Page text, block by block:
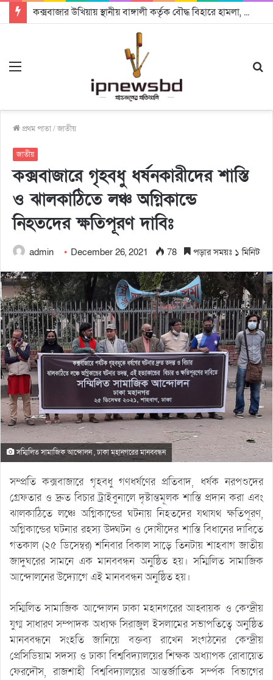
কক্সবাজার উখিয়ায় স্থানীয় বাঙ্গালী কর্তৃক বৌদ্ধ বিহারে হামলা, মূর্তি ও ঘর ভাঙচুর
প্রথম পাতা/জাতীয়
জাতীয়
কক্সবাজারে গৃহবধু ধর্ষনকারীদের শাস্তি
ও ঝালকাঠিতে লঞ্চ অগ্নিকান্ডে
নিহতদের ক্ষতিপূরণ দাবিঃ
admin December 26, 2021 78 পড়ার সময়ঃ ১ মিনিট
সম্মিলিত সামাজিক আন্দোলন , ঢাকা মহানগরের মানববন্ধন
সম্প্রতি কক্সবাজারে গৃহবধু গণধর্ষণের প্রতিবাদ, ধর্ষক নরপশুদের
গ্রেফতার ও দ্রুত বিচার ট্রাইবুনালে দৃষ্টান্তমূলক শাস্তি প্রদান করা এবং
ঝালকাঠিতে লঞ্চে অগ্নিকান্ডের ঘটনায় নিহতদের যথাযথ ক্ষতিপূরণ,
অগ্নিকান্ডের ঘটনার রহস্য উদ্ঘটন ও দোষীদের শাস্তি বিধানের দাবিতে
গতকাল (২৫ ডিসেম্বর) শনিবার বিকাল সাড়ে তিনটায় শাহবাগ জাতীয়
জাদুঘরের সামনে এক মানববন্ধন অনুষ্ঠিত হয়। সম্মিলিত সামাজিক
আন্দোলনের উদ্যোগে এই মানববন্ধন অনুষ্ঠিত হয়।
সম্মিলিত সামাজিক আন্দোলন ঢাকা মহানগরের আহ্বায়ক ও কেন্দ্রীয়
যুগ্ম সাধারণ সম্পাদক অধ্যক্ষ সিরাজুল ইসলামের সভাপতিত্বে অনুষ্ঠিত
মানববন্ধনে সংহতি জানিয়ে বক্তব্য রাখেন সংগঠনের কেন্দ্রীয়
প্রেসিডিয়াম সদস্য ও ঢাকা বিশ্ববিদ্যালয়ের শিক্ষক অধ্যাপক রোবায়েত
ফেরদৌস, রাজশাহী বিশ্ববিদ্যালয়ের আন্তর্জাতিক সর্ম্পক বিভাগের